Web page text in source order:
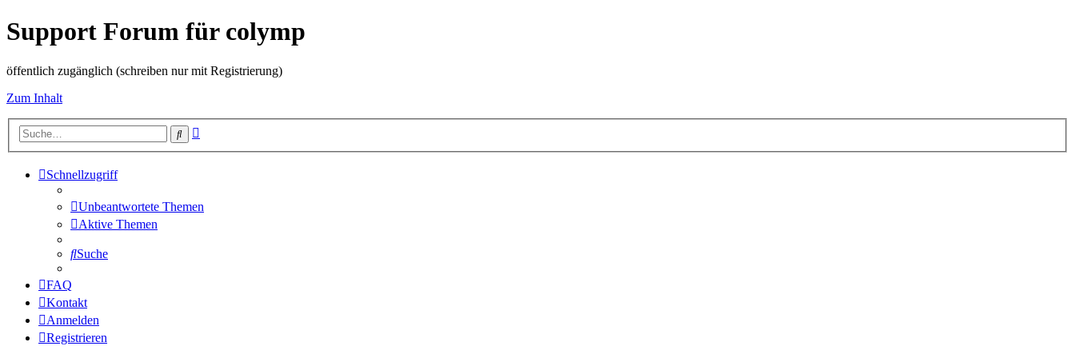
Support Forum für colymp
öffentlich zugänglich (schreiben nur mit Registrierung)
Zum Inhalt
Suche
Schnellzugriff
Unbeantwortete Themen
Aktive Themen
Suche
FAQ
Kontakt
Anmelden
Registrieren